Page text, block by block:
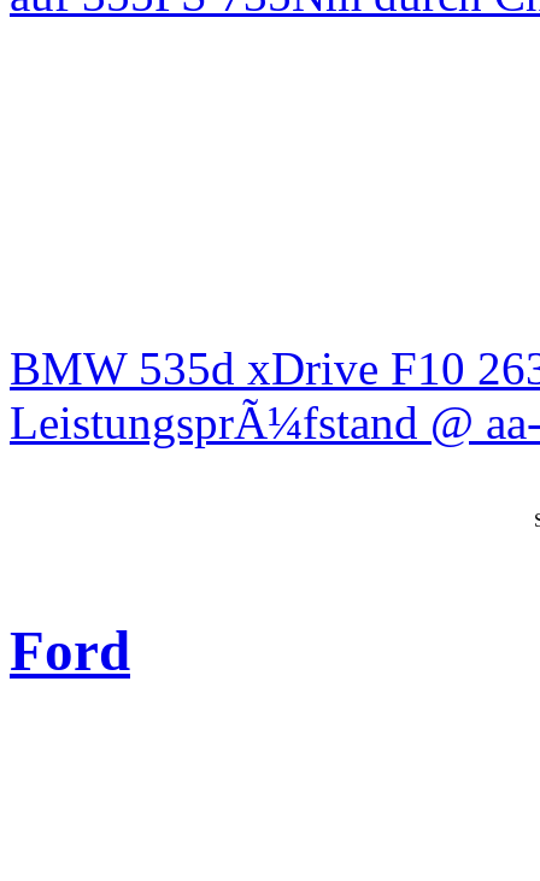
BMW 535d xDrive F10
LeistungsprÃ¼fstand @
Ford